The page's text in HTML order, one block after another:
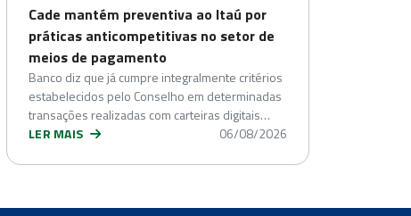
Cade mantém preventiva ao Itaú por
práticas anticompetitivas no setor de
meios de pagamento
Banco diz que já cumpre integralmente critérios
estabelecidos pelo Conselho em determinadas
transações realizadas com carteiras digitais…
LER MAIS
06/08/2026